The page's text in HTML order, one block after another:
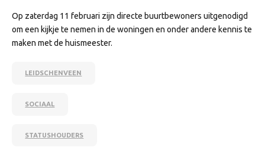
Op zaterdag 11 februari zijn directe buurtbewoners uitgenodigd
om een kijkje te nemen in de woningen en onder andere kennis te
maken met de huismeester.
LEIDSCHENVEEN
SOCIAAL
STATUSHOUDERS